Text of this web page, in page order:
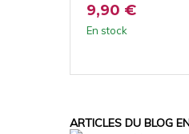
9,90 €
En stock
ARTICLES DU BLOG